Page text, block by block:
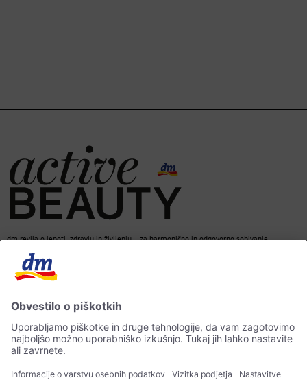
dm revija o lepoti, zdravju in življenju – za harmonično in odgovorno sobivanje.